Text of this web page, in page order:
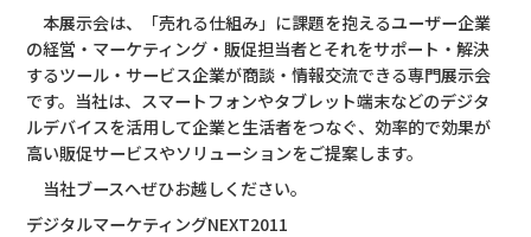
本展示会は、「売れる仕組み」に課題を抱えるユーザー企業
の経営・マーケティング・販促担当者とそれをサポート・解決
するツール・サービス企業が商談・情報交流できる専門展示会
です。当社は、スマートフォンやタブレット端末などのデジタ
ルデバイスを活用して企業と生活者をつなぐ、効率的で効果が
高い販促サービスやソリューションをご提案します。
当社ブースへぜひお越しください。
デジタルマーケティングNEXT2011